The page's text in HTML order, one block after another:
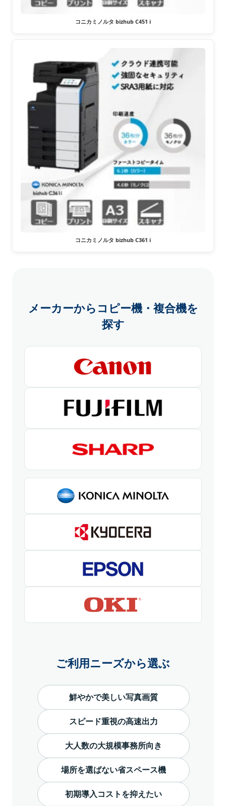
コニカミノルタ bizhub C451 i
コニカミノルタ bizhub C361 i
メーカーからコピー機・複合機を
探す
ご利用ニーズから選ぶ
鮮やかで美しい写真画質
スピード重視の高速出力
大人数の大規模事務所向き
場所を選ばない省スペース機
初期導入コストを抑えたい